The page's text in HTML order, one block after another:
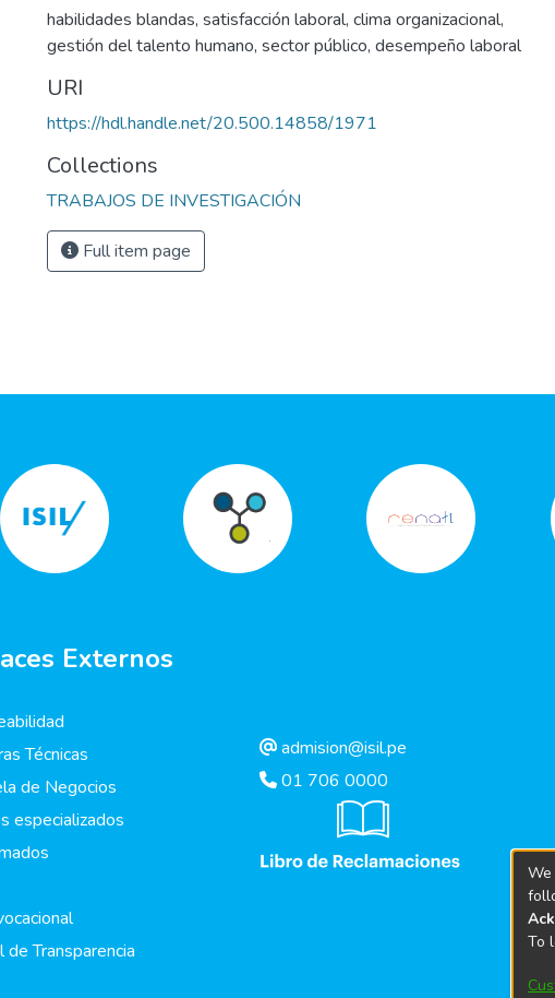
habilidades blandas, satisfacción laboral, clima organizacional,
gestión del talento humano, sector público, desempeño laboral
URI
https://hdl.handle.net/20.500.14858/1971
Collections
TRABAJOS DE INVESTIGACIÓN
Full item page
Externos
Técnicas
de Negocios
especializados
de Transparencia
admision@isil.pe
01 706 0000
To